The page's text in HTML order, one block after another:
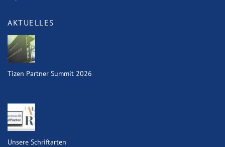
AKTUELLES
Tizen Partner Summit 2026
Unsere Schriftarten